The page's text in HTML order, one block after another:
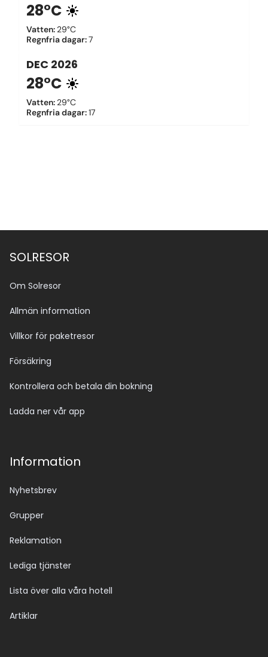
28°C
Vatten: 29°C
Regnfria dagar:7
DEC 2026
28°C
Vatten: 29°C
Regnfria dagar:17
SOLRESOR
Om Solresor
Allmän information
Villkor för paketresor
Försäkring
Kontrollera och betala din bokning
Ladda ner vår app
Information
Nyhetsbrev
Grupper
Reklamation
Lediga tjänster
Lista över alla våra hotell
Artiklar